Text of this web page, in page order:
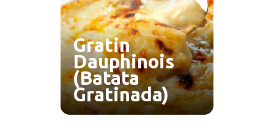
Gratin
Dauphinois
(Batata
Gratinada)